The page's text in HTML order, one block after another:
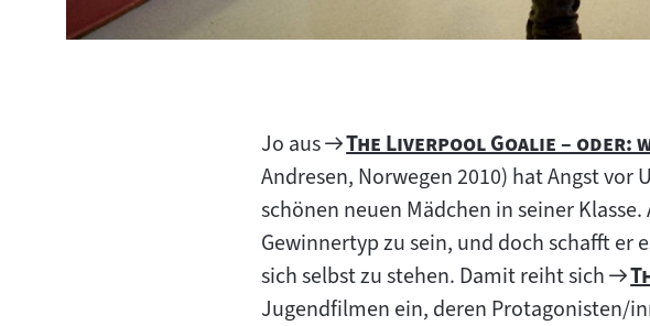
Jo aus
Zum
Filmarchiv:
"
The Liverpool Goalie – oder:
Andresen, Norwegen 2010) hat Angst
schönen neuen Mädchen in seiner
Gewinnertyp zu sein, und doch schafft er
sich selbst zu stehen. Damit reiht sich
"
Jugendfilmen ein, deren Protagonisten/